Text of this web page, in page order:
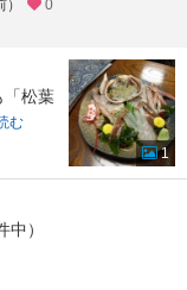
0
松葉
む
1
）